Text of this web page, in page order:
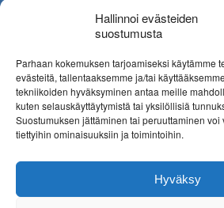
Hallinnoi evästeiden
suostumusta
Parhaan kokemuksen tarjoamiseksi käytämme
evästeitä, tallentaaksemme ja/tai
tekniikoiden hyväksyminen antaa meille
kuten selauskäyttäytymistä tai yksilöllisiä
Suostumuksen jättäminen tai peruuttaminen voi
tiettyihin ominaisuuksiin ja toimintoihin.
Hyväksy